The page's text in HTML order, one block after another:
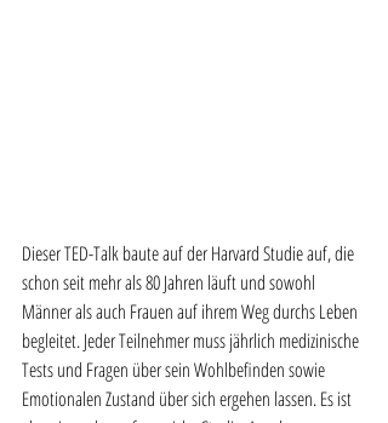
Dieser TED-Talk baute auf der Harvard Studie auf, die
schon seit mehr als 80 Jahren läuft und sowohl
Männer als auch Frauen auf ihrem Weg durchs Leben
begleitet. Jeder Teilnehmer muss jährlich medizinische
Tests und Fragen über sein Wohlbefinden sowie
Emotionalen Zustand über sich ergehen lassen. Es ist